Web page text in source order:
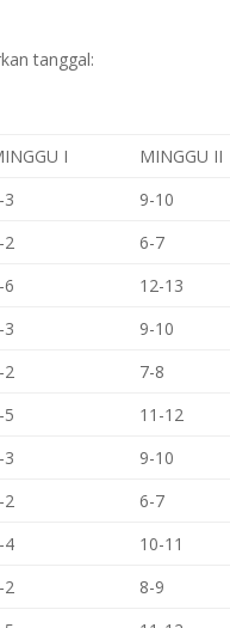
tanggal:
I MINGGU II
3 9-10
2 6-7
6 12-13
3 9-10
2 7-8
5 11-12
3 9-10
2 6-7
4 10-11
2 8-9